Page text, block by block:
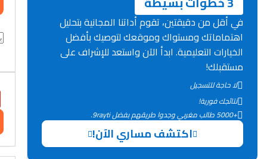
في أقل من دقيقتين، تقوم أداتنا المجانية بتحليل
اهتماماتك ومستواك وموقعك لتوصيك بأفضل
الخيارات التعليمية. ابدأ الآن واستعد للإشراف على
مستقبلك!
لا حاجة للتسجيل
نتائجك فورية!
+5000 طالب مغربي وجدوا طريقهم بفضل 9rayti.
اكتشف مساري الآن!